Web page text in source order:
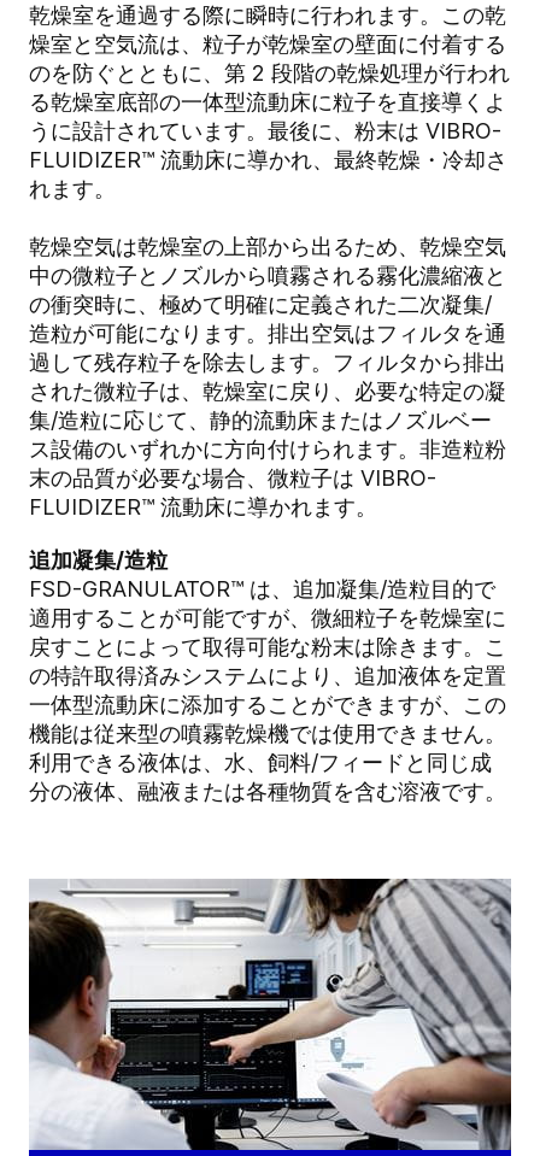
乾燥室を通過する際に瞬時に行われます。この乾
燥室と空気流は、粒子が乾燥室の壁面に付着する
のを防ぐとともに、第 2 段階の乾燥処理が行われ
る乾燥室底部の一体型流動床に粒子を直接導くよ
うに設計されています。最後に、粉末は VIBRO-
FLUIDIZER™ 流動床に導かれ、最終乾燥・冷却さ
れます。
乾燥空気は乾燥室の上部から出るため、乾燥空気
中の微粒子とノズルから噴霧される霧化濃縮液と
の衝突時に、極めて明確に定義された二次凝集/
造粒が可能になります。排出空気はフィルタを通
過して残存粒子を除去します。フィルタから排出
された微粒子は、乾燥室に戻り、必要な特定の凝
集/造粒に応じて、静的流動床またはノズルベー
ス設備のいずれかに方向付けられます。非造粒粉
末の品質が必要な場合、微粒子は VIBRO-
FLUIDIZER™ 流動床に導かれます。
追加凝集/造粒
FSD-GRANULATOR™ は、追加凝集/造粒目的で
適用することが可能ですが、微細粒子を乾燥室に
戻すことによって取得可能な粉末は除きます。こ
の特許取得済みシステムにより、追加液体を定置
一体型流動床に添加することができますが、この
機能は従来型の噴霧乾燥機では使用できません。
利用できる液体は、水、飼料/フィードと同じ成
分の液体、融液または各種物質を含む溶液です。